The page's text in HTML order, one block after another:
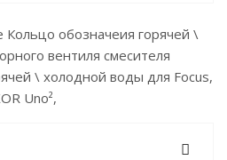
Кольцо обозначеия горячей \
вентиля смесителя
\ холодной воды для Focus,
Uno²,